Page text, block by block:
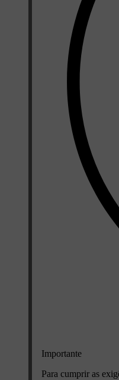
Importante
Para cumprir as